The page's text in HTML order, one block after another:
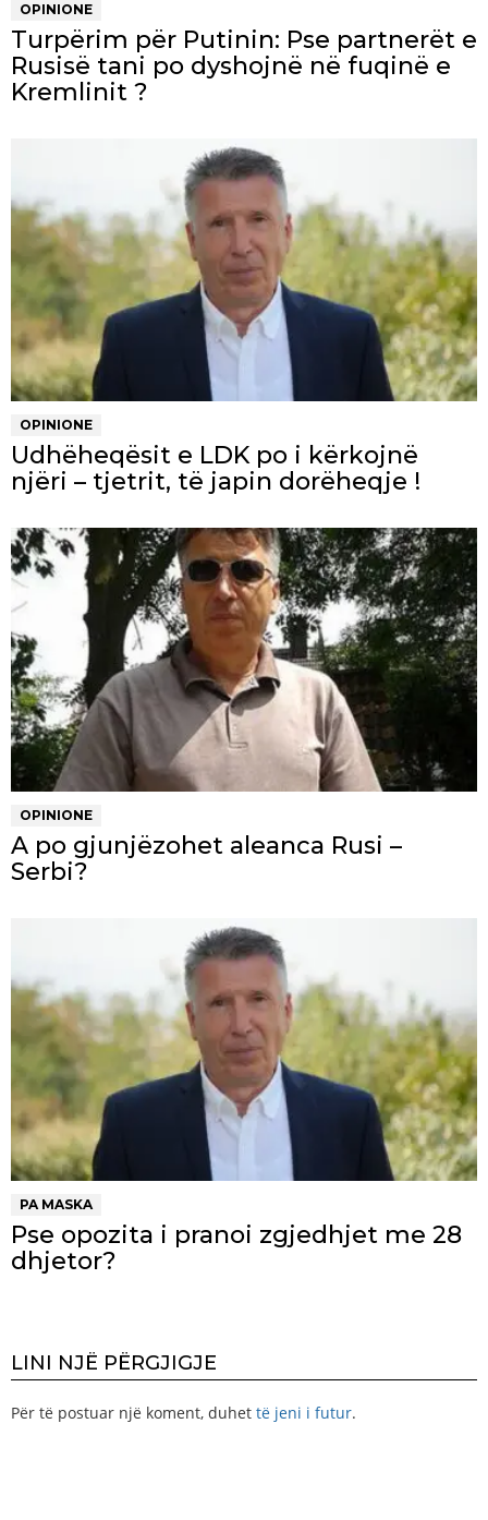
OPINIONE
Turpërim për Putinin: Pse partnerët e
Rusisë tani po dyshojnë në fuqinë e
Kremlinit ?
OPINIONE
Udhëheqësit e LDK po i kërkojnë
njëri – tjetrit, të japin dorëheqje !
OPINIONE
A po gjunjëzohet aleanca Rusi –
Serbi?
PA MASKA
Pse opozita i pranoi zgjedhjet me 28
dhjetor?
LINI NJË PËRGJIGJE
Për të postuar një koment, duhet të jeni i futur.